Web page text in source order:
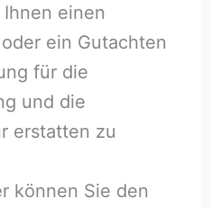
einen
ein Gutachten
für die
und die
erstatten zu
können Sie den